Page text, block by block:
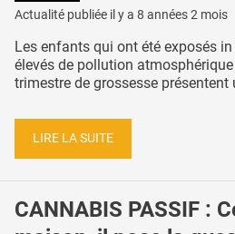
Actualité publiée il y a 8 années 2 mois
Les enfants qui ont été exposés
élevés de pollution
trimestre de grossesse présentent
LIRE LA SUITE
CANNABIS PASSIF :